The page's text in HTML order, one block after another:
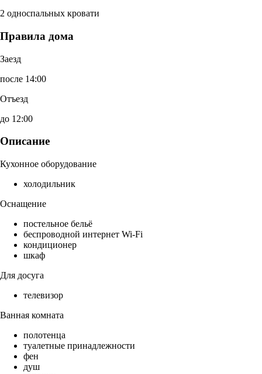
2 односпальных кровати
Правила дома
Заезд
после 14:00
Отъезд
до 12:00
Описание
Кухонное оборудование
холодильник
Оснащение
постельное бельё
беспроводной интернет Wi-Fi
кондиционер
шкаф
Для досуга
телевизор
Ванная комната
полотенца
туалетные принадлежности
фен
душ